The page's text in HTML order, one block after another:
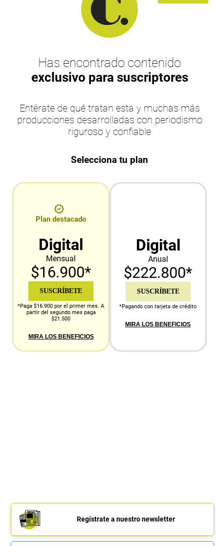
Has encontrado contenido
exclusivo para suscriptores
Entérate de qué tratan esta y muchas más
producciones desarrolladas con periodismo
riguroso y confiable
Selecciona tu plan
Plan destacado
Digital
Mensual
$16.900*
SUSCRÍBETE
*Paga $16.900 por el primer mes. A
partir del segundo mes paga
$21.500
MIRA LOS BENEFICIOS
Digital
Anual
$222.800*
SUSCRÍBETE
*Pagando con tarjeta de crédito
MIRA LOS BENEFICIOS
Regístrate a nuestro newsletter